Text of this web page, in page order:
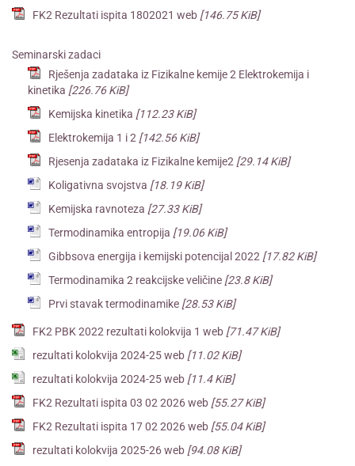
FK2 Rezultati ispita 1802021 web [146.75 KiB]
Seminarski zadaci
Rješenja zadataka iz Fizikalne kemije 2 Elektrokemija i
kinetika [226.76 KiB]
Kemijska kinetika [112.23 KiB]
Elektrokemija 1 i 2 [142.56 KiB]
Rjesenja zadataka iz Fizikalne kemije2 [29.14 KiB]
Koligativna svojstva [18.19 KiB]
Kemijska ravnoteza [27.33 KiB]
Termodinamika entropija [19.06 KiB]
Gibbsova energija i kemijski potencijal 2022 [17.82 KiB]
Termodinamika 2 reakcijske veličine [23.8 KiB]
Prvi stavak termodinamike [28.53 KiB]
FK2 PBK 2022 rezultati kolokvija 1 web [71.47 KiB]
rezultati kolokvija 2024-25 web [11.02 KiB]
rezultati kolokvija 2024-25 web [11.4 KiB]
FK2 Rezultati ispita 03 02 2026 web [55.27 KiB]
FK2 Rezultati ispita 17 02 2026 web [55.04 KiB]
rezultati kolokvija 2025-26 web [94.08 KiB]